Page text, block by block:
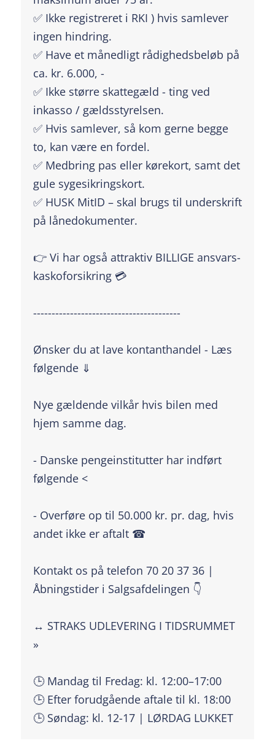
✅ Ikke registreret i RKI ) hvis samlever
ingen hindring.
✅ Have et månedligt rådighedsbeløb på
ca. kr. 6.000, -
✅ Ikke større skattegæld - ting ved
inkasso / gældsstyrelsen.
✅ Hvis samlever, så kom gerne begge
to, kan være en fordel.
✅ Medbring pas eller kørekort, samt det
gule sygesikringskort.
✅ HUSK MitID – skal brugs til underskrift
på lånedokumenter.
👉 Vi har også attraktiv BILLIGE ansvars-
kaskoforsikring 💳
----------------------------------------
Ønsker du at lave kontanthandel - Læs
følgende ⇓
Nye gældende vilkår hvis bilen med
hjem samme dag.
- Danske pengeinstitutter har indført
følgende <
- Overføre op til 50.000 kr. pr. dag, hvis
andet ikke er aftalt ☎
Kontakt os på telefon 70 20 37 36 |
Åbningstider i Salgsafdelingen 👇
↔️ STRAKS UDLEVERING I TIDSRUMMET
»
🕒 Mandag til Fredag: kl. 12:00–17:00
🕒 Efter forudgående aftale til kl. 18:00
🕒 Søndag: kl. 12-17 | LØRDAG LUKKET